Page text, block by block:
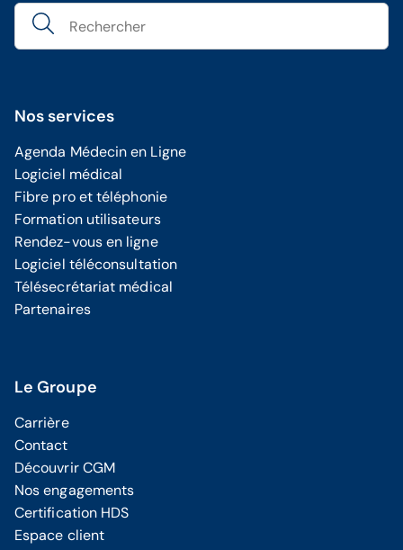
Nos services
Agenda Médecin en Ligne
Logiciel médical
Fibre pro et téléphonie
Formation utilisateurs
Rendez-vous en ligne
Logiciel téléconsultation
Télésecrétariat médical
Partenaires
Le Groupe
Carrière
Contact
Découvrir CGM
Nos engagements
Certification HDS
Espace client